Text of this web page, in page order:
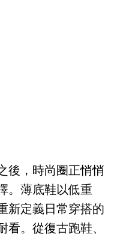
後，時尚圈正悄悄
。薄底鞋以低重
新定義日常穿搭的
看。從復古跑鞋、